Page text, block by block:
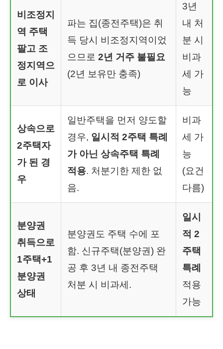
비조정지
역 주택
팔고 조
정지역으
로 이사
파는 집(종전주택)은 취
득 당시 비조정지역이었
으므로 2년 거주 불필요
(2년 보유만 충족)
3년
내 처
분 시
비과
세 가
능
상속으로
2주택자
가 된 경
우
일반주택을 먼저 양도할
경우, 일시적 2주택 특례
가 아닌 상속주택 특례
적용. 처분기한 제한 없
음.
비과
세 가
능
(요건
다름)
분양권
취득으로
1주택+1
분양권
상태
분양권도 주택 수에 포
함. 신규주택(분양권) 완
공 후 3년 내 종전주택
처분 시 비과세.
일시
적 2
주택
특례
적용
가능